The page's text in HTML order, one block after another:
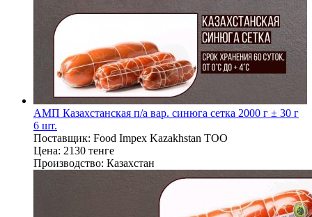
АМП Казахстанская п/а вар. синюга сетка 2000 г ± 30 г
6 шт.
Поставщик: Food Impex Kazakhstan TOO
Цена: 2130 тенге
Производство: Казахстан